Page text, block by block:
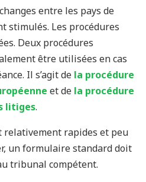
entre les pays de
stimulés. Les procédures
Deux procédures
être utilisées en cas
Il s’agit de la procédure
et de la procédure
litiges.
relativement rapides et peu
un formulaire standard doit
tribunal compétent.